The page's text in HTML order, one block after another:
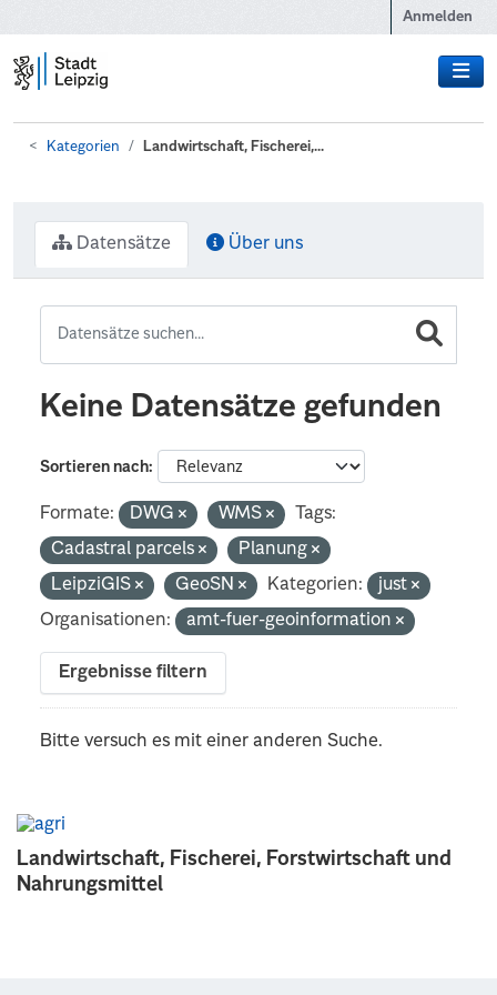
Anmelden
Kategorien Landwirtschaft, Fischerei,...
Landwirtschaft, Fischerei, Forstwirtschaft und
Nahrungsmittel
Datensätze Über uns
Keine Datensätze gefunden
Sortieren nach
Formate: DWG WMS
Tags:
Cadastral parcels
Planung
LeipziGIS
GeoSN Kategorien:
just
Organisationen:
amt-fuer-geoinformation
Ergebnisse filtern
Bitte versuch es mit einer anderen Suche.